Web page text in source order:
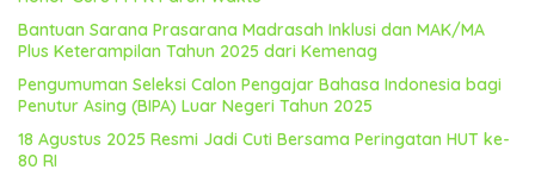
Bantuan Sarana Prasarana Madrasah Inklusi dan MAK/MA
Plus Keterampilan Tahun 2025 dari Kemenag
Pengumuman Seleksi Calon Pengajar Bahasa Indonesia bagi
Penutur Asing (BIPA) Luar Negeri Tahun 2025
18 Agustus 2025 Resmi Jadi Cuti Bersama Peringatan HUT ke-
80 RI